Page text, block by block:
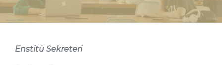
Enstitü Sekreteri